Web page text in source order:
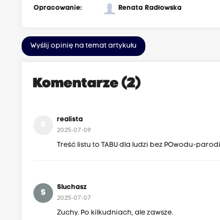
Opracowanie: Renata Radłowska
Wyślij opinię na temat artykułu
Komentarze (2)
realista
2025-07-09
Treść listu to TABU dla ludzi bez POwodu-
S
Sluchasz
2025-07-07
Zuchy. Po kilkudniach, ale zawsze.